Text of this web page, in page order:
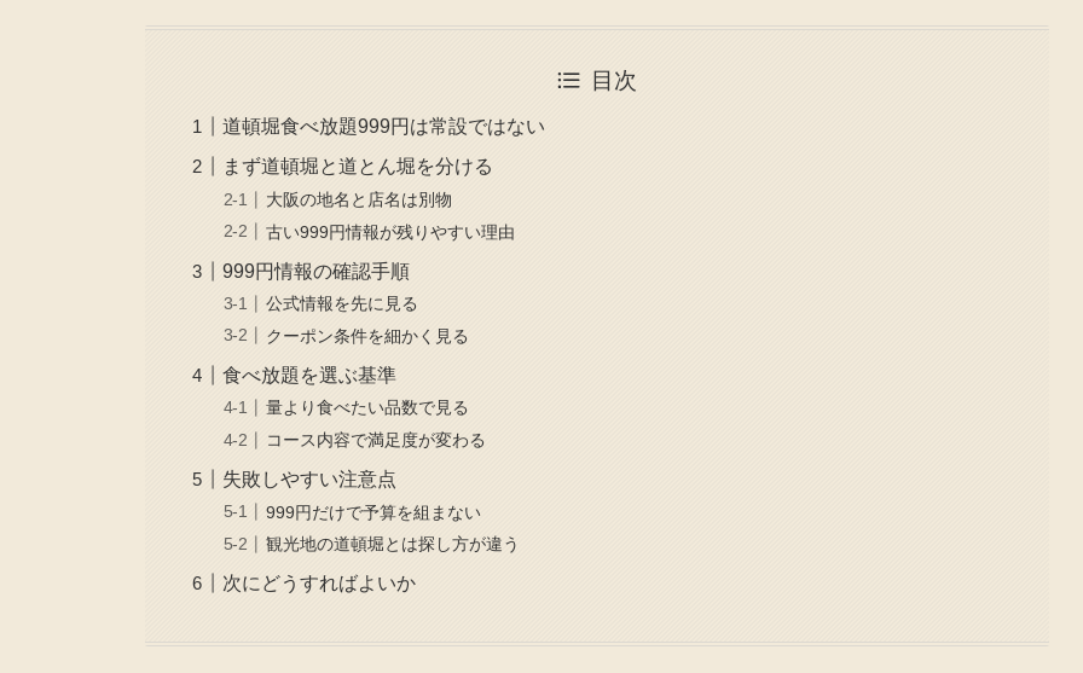
目次
道頓堀食べ放題999円は常設ではない
まず道頓堀と道とん堀を分ける
大阪の地名と店名は別物
古い999円情報が残りやすい理由
999円情報の確認手順
公式情報を先に見る
クーポン条件を細かく見る
食べ放題を選ぶ基準
量より食べたい品数で見る
コース内容で満足度が変わる
失敗しやすい注意点
999円だけで予算を組まない
観光地の道頓堀とは探し方が違う
次にどうすればよいか